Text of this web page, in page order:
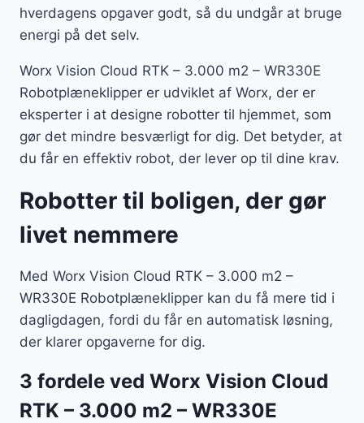
hverdagens opgaver godt, så du undgår at bruge
energi på det selv.
Worx Vision Cloud RTK – 3.000 m2 – WR330E
Robotplæneklipper er udviklet af Worx, der er
eksperter i at designe robotter til hjemmet, som
gør det mindre besværligt for dig. Det betyder, at
du får en effektiv robot, der lever op til dine krav.
Robotter til boligen, der gør
livet nemmere
Med Worx Vision Cloud RTK – 3.000 m2 –
WR330E Robotplæneklipper kan du få mere tid i
dagligdagen, fordi du får en automatisk løsning,
der klarer opgaverne for dig.
3 fordele ved Worx Vision Cloud
RTK – 3.000 m2 – WR330E